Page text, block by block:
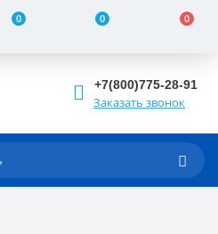
0 0 0
+7(800)775-28-91
Заказать звонок